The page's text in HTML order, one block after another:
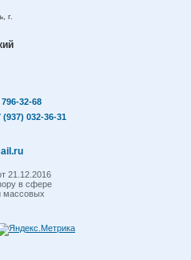
г.
32-68
(937) 032-36-31
21.12.2016
в сфере
массовых